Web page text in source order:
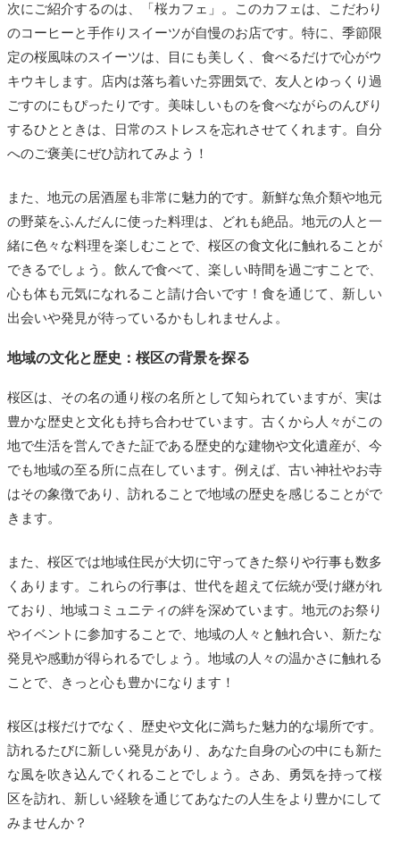
次にご紹介するのは、「桜カフェ」。このカフェは、こだわり
のコーヒーと手作りスイーツが自慢のお店です。特に、季節限
定の桜風味のスイーツは、目にも美しく、食べるだけで心がウ
キウキします。店内は落ち着いた雰囲気で、友人とゆっくり過
ごすのにもぴったりです。美味しいものを食べながらのんびり
するひとときは、日常のストレスを忘れさせてくれます。自分
へのご褒美にぜひ訪れてみよう！
また、地元の居酒屋も非常に魅力的です。新鮮な魚介類や地元
の野菜をふんだんに使った料理は、どれも絶品。地元の人と一
緒に色々な料理を楽しむことで、桜区の食文化に触れることが
できるでしょう。飲んで食べて、楽しい時間を過ごすことで、
心も体も元気になれること請け合いです！食を通じて、新しい
出会いや発見が待っているかもしれませんよ。
地域の文化と歴史：桜区の背景を探る
桜区は、その名の通り桜の名所として知られていますが、実は
豊かな歴史と文化も持ち合わせています。古くから人々がこの
地で生活を営んできた証である歴史的な建物や文化遺産が、今
でも地域の至る所に点在しています。例えば、古い神社やお寺
はその象徴であり、訪れることで地域の歴史を感じることがで
きます。
また、桜区では地域住民が大切に守ってきた祭りや行事も数多
くあります。これらの行事は、世代を超えて伝統が受け継がれ
ており、地域コミュニティの絆を深めています。地元のお祭り
やイベントに参加することで、地域の人々と触れ合い、新たな
発見や感動が得られるでしょう。地域の人々の温かさに触れる
ことで、きっと心も豊かになります！
桜区は桜だけでなく、歴史や文化に満ちた魅力的な場所です。
訪れるたびに新しい発見があり、あなた自身の心の中にも新た
な風を吹き込んでくれることでしょう。さあ、勇気を持って桜
区を訪れ、新しい経験を通じてあなたの人生をより豊かにして
みませんか？